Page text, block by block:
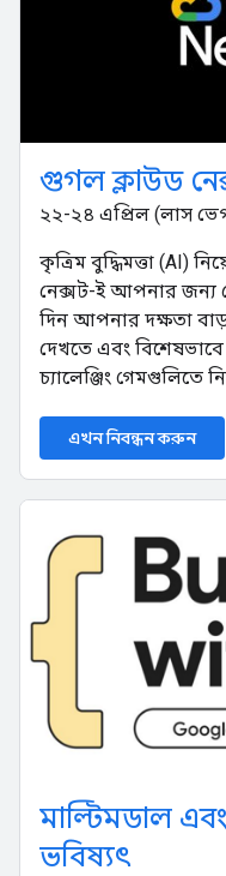
গুগল ক্লাউড
২২-২৪ এপ্রিল (লাস
কৃত্রিম বুদ্ধিমত্তা (AI)
নেক্সট-ই আপনার জন্য
দিন আপনার দক্ষতা
দেখতে এবং
চ্যালেঞ্জিং গেমগুলিতে
এখন নিবন্ধন করুন
মাল্টিমডাল
ভবিষ্যৎ